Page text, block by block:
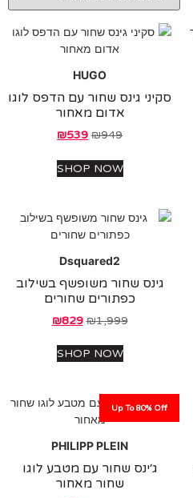
HUGO
סקיני גינס שחור עם הדפס לוגו
אדום מאחור
₪
₪539
SHOP NOW
Dsquared2
גינס שחור משופשף בשילוב
כפתורים שחורים
₪1,999
₪829
SHOP NOW
Up To 80% Off
PHILIPP PLEIN
ג׳ינס שחור עם מטבע לוגו
שחור מאחור